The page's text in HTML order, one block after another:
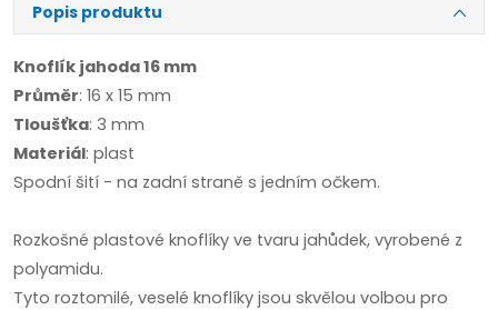
Popis produktu
Knoflík jahoda 16 mm
Průměr: 16 x 15 mm
Tloušťka: 3 mm
Materiál: plast
Spodní šití - na zadní straně s jedním očkem.
Rozkošné plastové knoflíky ve tvaru jahůdek, vyrobené z
polyamidu.
Tyto roztomilé, veselé knoflíky jsou skvělou volbou pro